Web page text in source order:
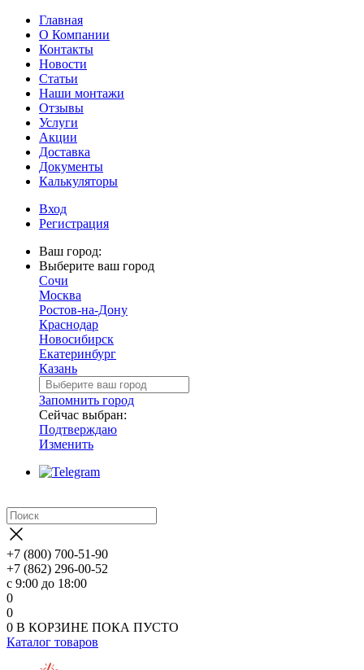
Главная
О Компании
Контакты
Новости
Статьи
Наши монтажи
Отзывы
Услуги
Акции
Доставка
Документы
Калькуляторы
Вход
Регистрация
Ваш город:
Выберите ваш город
Сочи
Москва
Ростов-на-Дону
Краснодар
Новосибирск
Екатеринбург
Казань
Запомнить город
Сейчас выбран:
Подтверждаю
Изменить
+7 (800) 700-51-90
+7 (862) 296-00-52
с 9:00 до 18:00
0
0
0 В КОРЗИНЕ ПОКА ПУСТО
Каталог товаров